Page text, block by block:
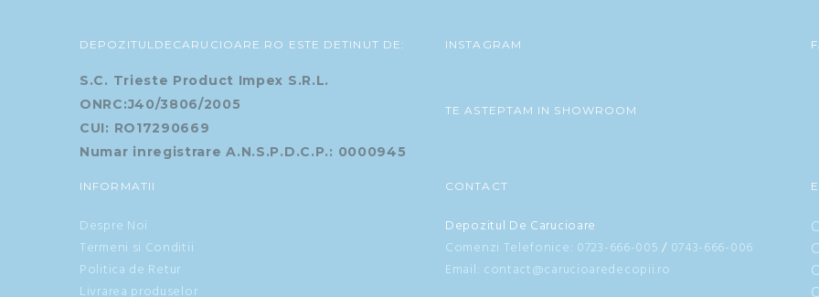
DEPOZITULDECARUCIOARE.RO ESTE DETINUT DE:
S.C. Trieste Product Impex S.R.L.
ONRC:J40/3806/2005
CUI: RO17290669
Numar inregistrare A.N.S.P.D.C.P.: 0000945
INSTAGRAM
TE ASTEPTAM IN SHOWROOM
INFORMATII
Despre Noi
Termeni si Conditii
Politica de Retur
Livrarea produselor
CONTACT
Depozitul De Carucioare
Comenzi Telefonice: 0723-666-005 / 0743-666-006
Email: contact@carucioaredecopii.ro